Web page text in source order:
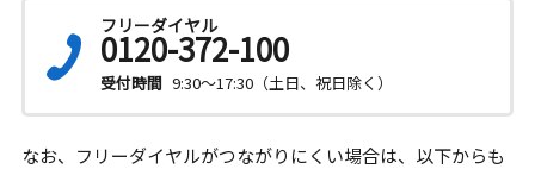
フリーダイヤル
0120-372-100
受付時間 9:30～17:30（土日、祝日除く）
なお、フリーダイヤルがつながりにくい場合は、以下からも